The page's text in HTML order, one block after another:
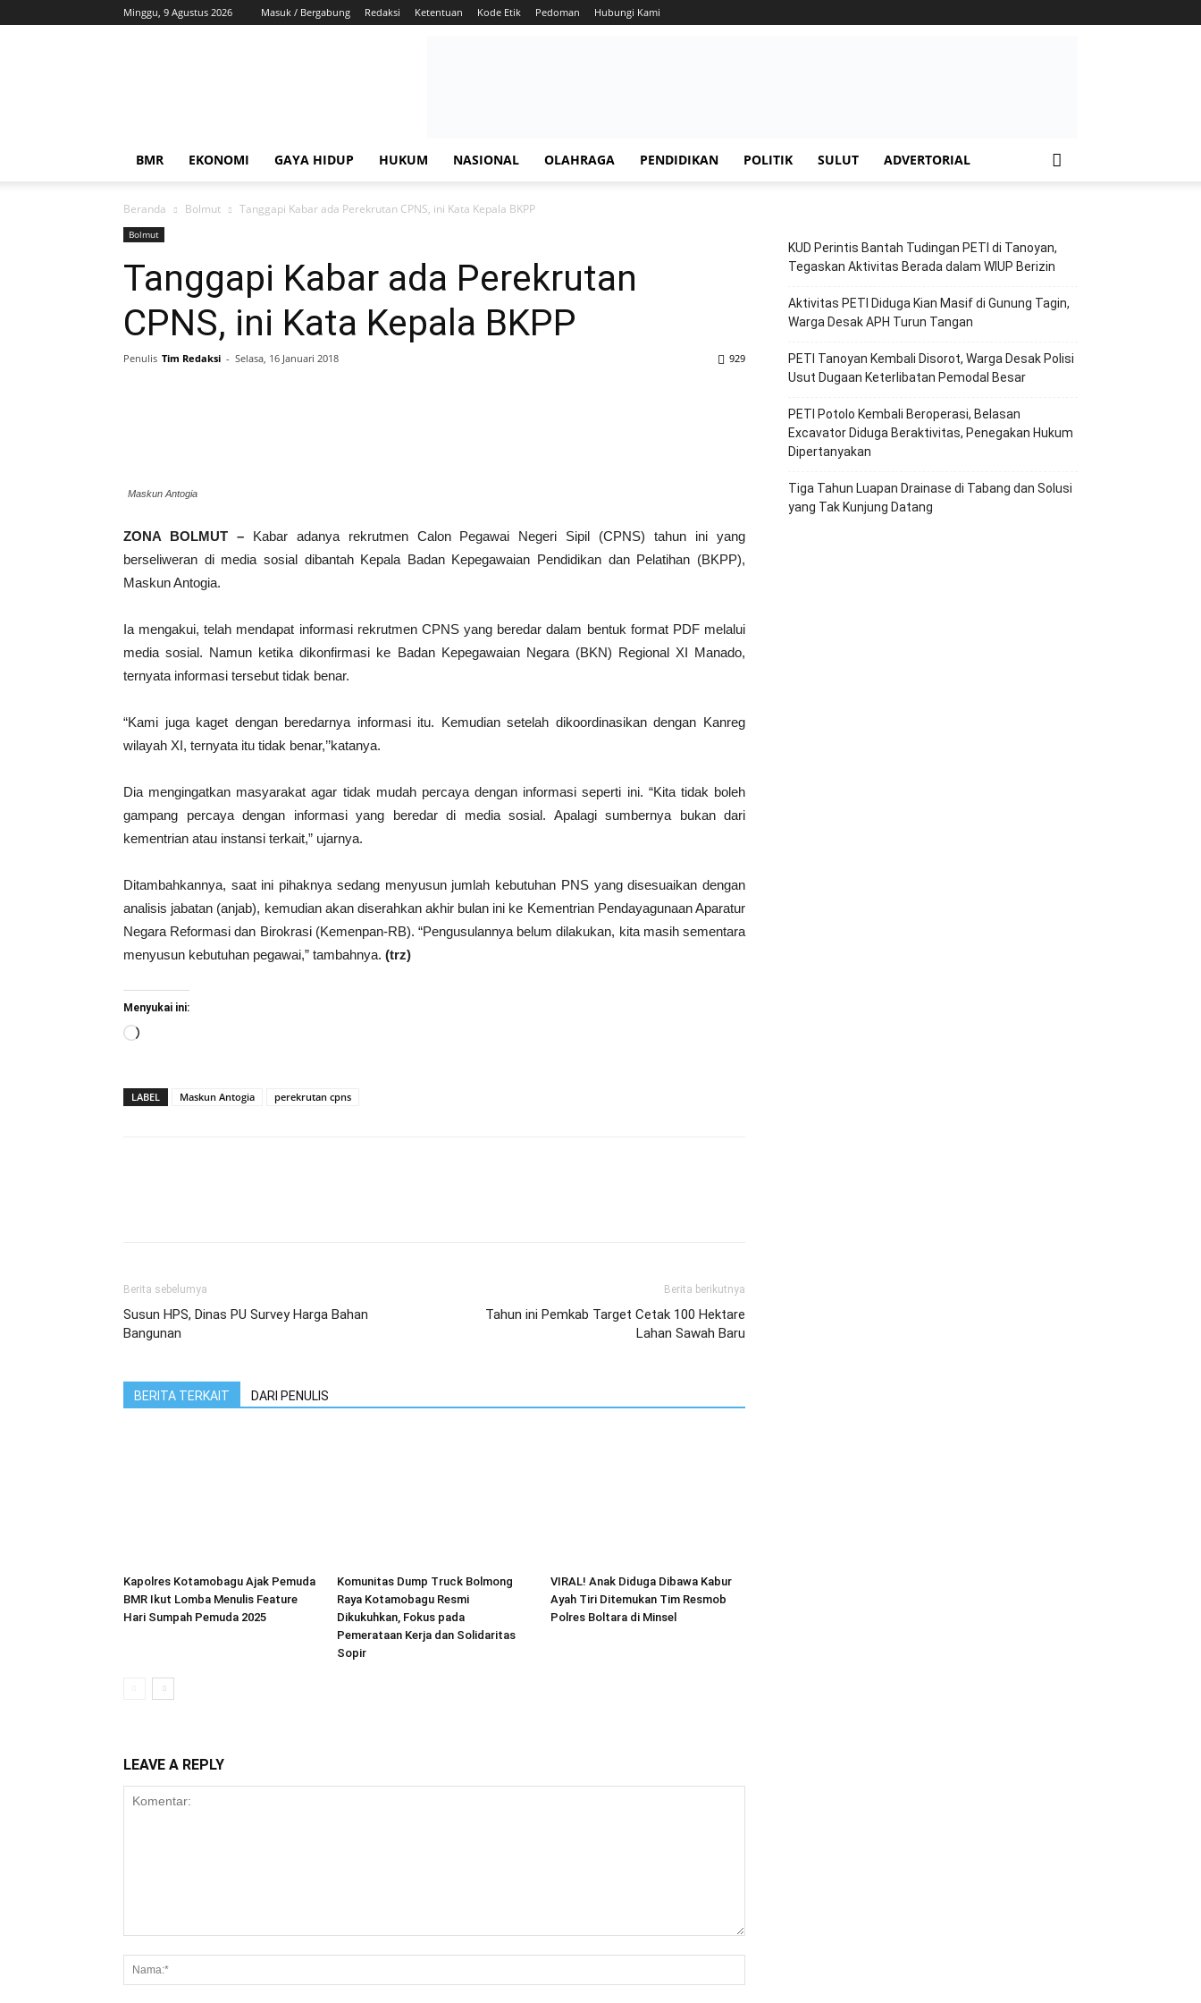
Minggu, 9 Agustus 2026 Masuk / Bergabung Redaksi Ketentuan Kode Etik Pedoman Hubungi Kami
BMR EKONOMI GAYA HIDUP HUKUM NASIONAL OLAHRAGA PENDIDIKAN POLITIK SULUT ADVERTORIAL
Beranda Bolmut Tanggapi Kabar ada Perekrutan CPNS, ini Kata Kepala BKPP
Bolmut
Tanggapi Kabar ada Perekrutan
CPNS, ini Kata Kepala BKPP
Penulis Tim Redaksi - Selasa, 16 Januari 2018 929
Maskun Antogia
ZONA BOLMUT – Kabar adanya rekrutmen Calon Pegawai Negeri Sipil (CPNS) tahun ini yang
berseliweran di media sosial dibantah Kepala Badan Kepegawaian Pendidikan dan Pelatihan (BKPP),
Maskun Antogia.
Ia mengakui, telah mendapat informasi rekrutmen CPNS yang beredar dalam bentuk format PDF melalui
media sosial. Namun ketika dikonfirmasi ke Badan Kepegawaian Negara (BKN) Regional XI Manado,
ternyata informasi tersebut tidak benar.
“Kami juga kaget dengan beredarnya informasi itu. Kemudian setelah dikoordinasikan dengan Kanreg
wilayah XI, ternyata itu tidak benar,’’katanya.
Dia mengingatkan masyarakat agar tidak mudah percaya dengan informasi seperti ini. “Kita tidak boleh
gampang percaya dengan informasi yang beredar di media sosial. Apalagi sumbernya bukan dari
kementrian atau instansi terkait,” ujarnya.
Ditambahkannya, saat ini pihaknya sedang menyusun jumlah kebutuhan PNS yang disesuaikan dengan
analisis jabatan (anjab), kemudian akan diserahkan akhir bulan ini ke Kementrian Pendayagunaan Aparatur
Negara Reformasi dan Birokrasi (Kemenpan-RB). “Pengusulannya belum dilakukan, kita masih sementara
menyusun kebutuhan pegawai,” tambahnya. (trz)
Menyukai ini:
Memuat...
LABEL Maskun Antogia perekrutan cpns
Berita sebelumya
Susun HPS, Dinas PU Survey Harga Bahan
Bangunan
Berita berikutnya
Tahun ini Pemkab Target Cetak 100 Hektare
Lahan Sawah Baru
BERITA TERKAIT DARI PENULIS
Kapolres Kotamobagu Ajak Pemuda
BMR Ikut Lomba Menulis Feature
Hari Sumpah Pemuda 2025
Komunitas Dump Truck Bolmong
Raya Kotamobagu Resmi
Dikukuhkan, Fokus pada
Pemerataan Kerja dan Solidaritas
Sopir
VIRAL! Anak Diduga Dibawa Kabur
Ayah Tiri Ditemukan Tim Resmob
Polres Boltara di Minsel
LEAVE A REPLY
KUD Perintis Bantah Tudingan PETI di Tanoyan,
Tegaskan Aktivitas Berada dalam WIUP Berizin
Aktivitas PETI Diduga Kian Masif di Gunung Tagin,
Warga Desak APH Turun Tangan
PETI Tanoyan Kembali Disorot, Warga Desak Polisi
Usut Dugaan Keterlibatan Pemodal Besar
PETI Potolo Kembali Beroperasi, Belasan
Excavator Diduga Beraktivitas, Penegakan Hukum
Dipertanyakan
Tiga Tahun Luapan Drainase di Tabang dan Solusi
yang Tak Kunjung Datang